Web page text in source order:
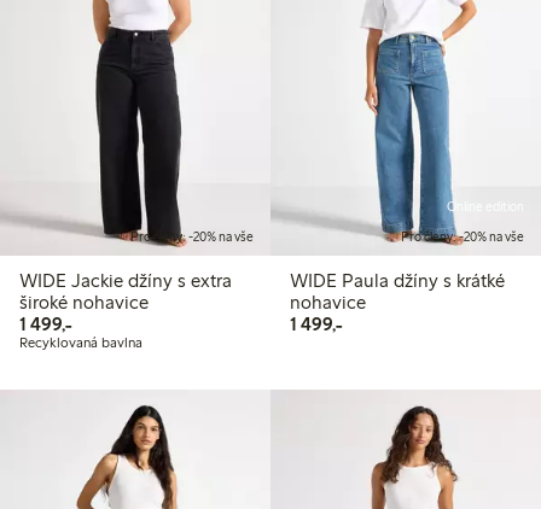
Pro členy: -20% na vše
WIDE Jackie džíny s extra
široké nohavice
1 499,-1 499,00 Kč
Recyklovaná bavlna
Online edition
Pro členy: -20% na vše
WIDE Paula džíny s krátké
nohavice
1 499,-1 499,00 Kč